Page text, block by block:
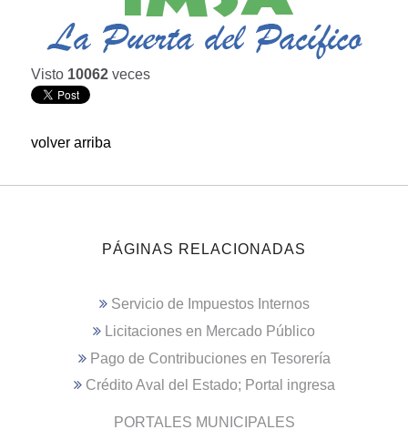
Visto 10062 veces
volver arriba
PÁGINAS RELACIONADAS
Servicio de Impuestos Internos
Licitaciones en Mercado Público
Pago de Contribuciones en Tesorería
Crédito Aval del Estado; Portal ingresa
PORTALES MUNICIPALES